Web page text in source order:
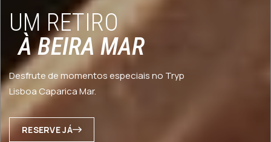
UM RETIRO
À BEIRA MAR
Desfrute de momentos especiais no Tryp
Lisboa Caparica Mar.
RESERVE JÁ